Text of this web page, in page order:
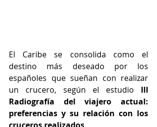
El Caribe se consolida como el
destino más deseado por los
españoles que sueñan con realizar
un crucero, según el estudio III
Radiografía del viajero actual:
preferencias y su relación con los